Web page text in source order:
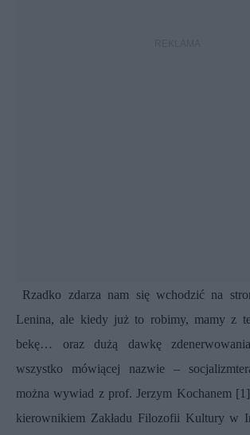
Rzadko zdarza nam się wchodzić na
Lenina, ale kiedy już to robimy, mamy z
bekę… oraz dużą dawkę
wszystko mówiącej nazwie –
można wywiad z prof. Jerzym Kochanem
kierownikiem Zakładu Filozofii Kultury w